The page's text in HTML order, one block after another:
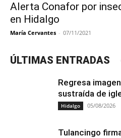
Alerta Conafor por
en Hidalgo
María Cervantes - 07/11/2021
ÚLTIMAS ENTRADAS
Regresa
sustraída de
Hidalgo 05/08/2026
Tulancingo